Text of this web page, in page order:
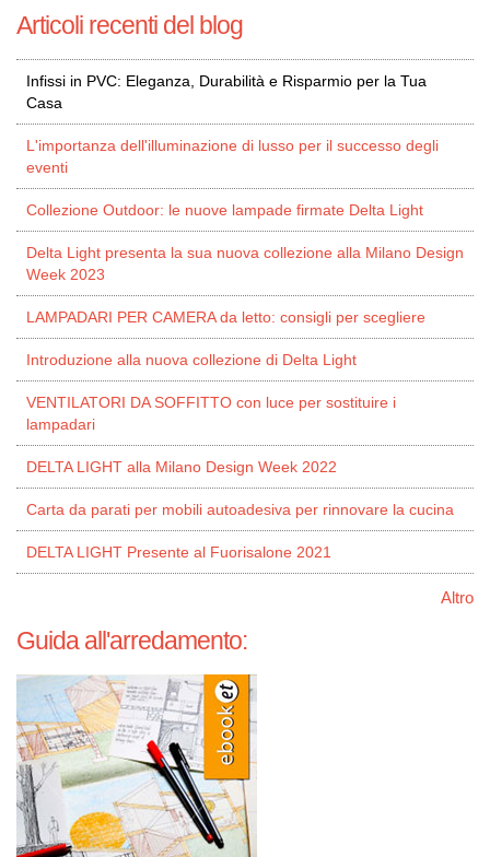
Articoli recenti del blog
Infissi in PVC: Eleganza, Durabilità e Risparmio per la Tua
Casa
L'importanza dell'illuminazione di lusso per il successo degli
eventi
Collezione Outdoor: le nuove lampade firmate Delta Light
Delta Light presenta la sua nuova collezione alla Milano Design
Week 2023
LAMPADARI PER CAMERA da letto: consigli per scegliere
Introduzione alla nuova collezione di Delta Light
VENTILATORI DA SOFFITTO con luce per sostituire i
lampadari
DELTA LIGHT alla Milano Design Week 2022
Carta da parati per mobili autoadesiva per rinnovare la cucina
DELTA LIGHT Presente al Fuorisalone 2021
Altro
Guida all'arredamento: